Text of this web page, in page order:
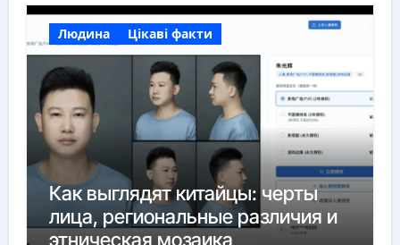
Людина Цікаві факти
Как выглядят китайцы: черты
лица, региональные различия и
этническая мозаика